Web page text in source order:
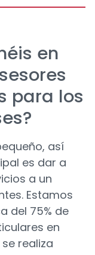
en
para los
así
es dar a
a un
Estamos
del 75% de
en
realiza